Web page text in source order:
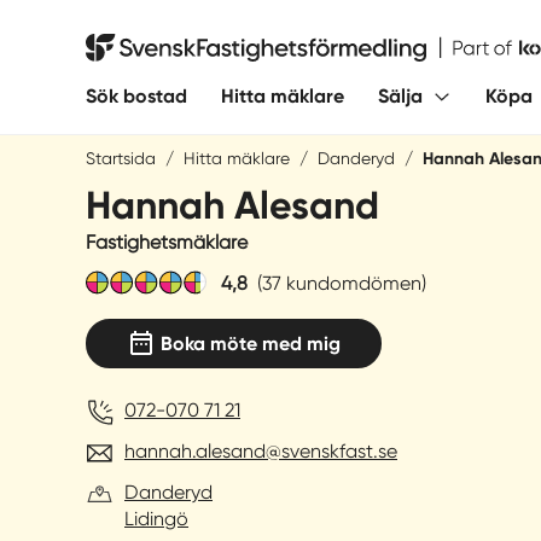
Svensk Fastighetsförmedling
Sök bostad Hitta mäklare Sälja Köpa
Startsida / Hitta mäklare / Danderyd / Hannah
Hannah Alesand
Fastighetsmäklare
4,8 (37 kundomdömen)
Boka möte med mig
072-070 71 21
hannah.alesand@svenskfast.se
Danderyd
Lidingö